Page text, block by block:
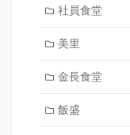
社員食堂
美里
金長食堂
飯盛